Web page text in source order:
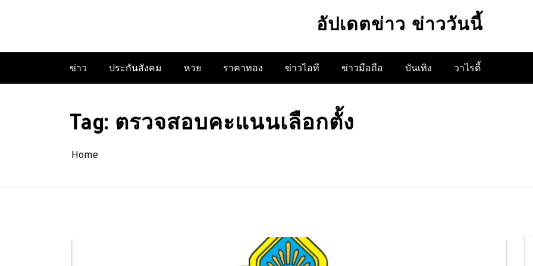
อัปเดตข่าว ข่าววันนี้
ข่าว ประกันสังคม หวย ราคาทอง ข่าวไอที ข่าวมือถือ บันเทิง วาไรตี้
Tag: ตรวจสอบคะแนนเลือกตั้ง
Home